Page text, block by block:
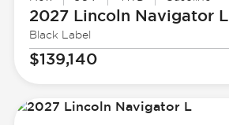
2027 Lincoln Navigator L
Black Label
$139,140